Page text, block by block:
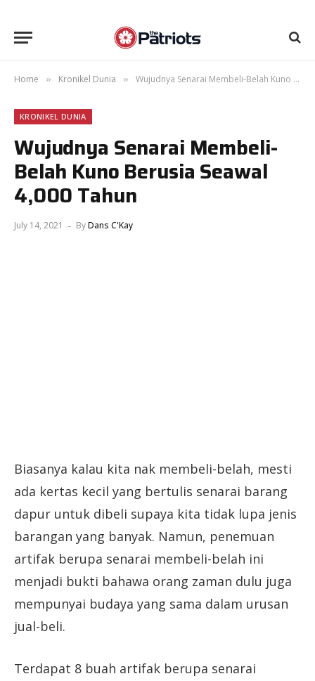
Home » Kronikel Dunia » Wujudnya Senarai Membeli-Belah Kuno Berusia Seawal 4,000 Tahun
KRONIKEL DUNIA
Wujudnya Senarai Membeli-
Belah Kuno Berusia Seawal
4,000 Tahun
July 14, 2021 ByDans C'Kay
Biasanya kalau kita nak membeli-belah, mesti
ada kertas kecil yang bertulis senarai barang
dapur untuk dibeli supaya kita tidak lupa jenis
barangan yang banyak. Namun, penemuan
artifak berupa senarai membeli-belah ini
menjadi bukti bahawa orang zaman dulu juga
mempunyai budaya yang sama dalam urusan
jual-beli.
Terdapat 8 buah artifak berupa senarai